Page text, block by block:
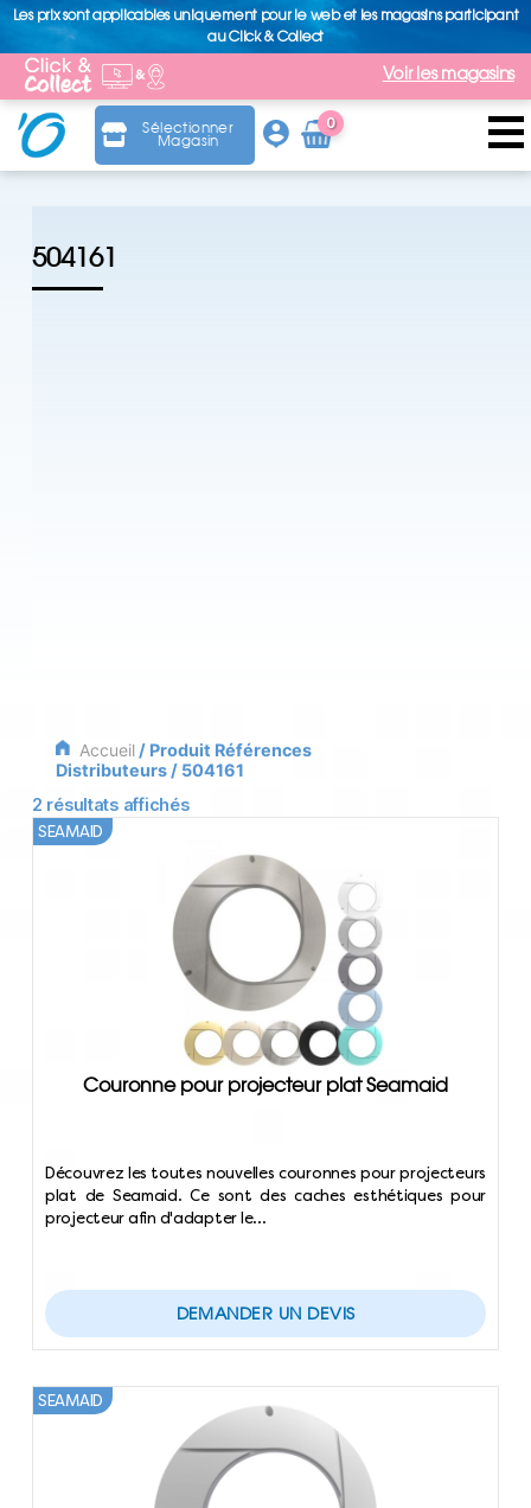
Les prix sont applicables uniquement pour le web et les magasins participant
au Click & Collect
Voir les magasins
Sélectionner
Magasin
0
Arti
cle
504161
Accueil/ Produit Références
Distributeurs / 504161
2 résultats affichés
Couronne pour projecteur plat Seamaid
SEAMAID
Découvrez les toutes nouvelles couronnes pour projecteurs
plat de Seamaid. Ce sont des caches esthétiques pour
projecteur afin d'adapter le…
DEMANDER UN DEVIS
SEAMAID